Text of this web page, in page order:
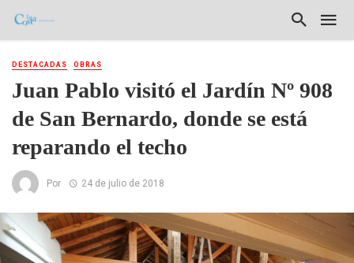
DESTACADAS OBRAS
Juan Pablo visitó el Jardín Nº 908
de San Bernardo, donde se está
reparando el techo
Por 24 de julio de 2018